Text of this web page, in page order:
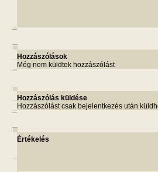
Hozzászólások
Még nem küldtek hozzászólást
Hozzászólás küldése
Hozzászólást csak bejelentkezés után
Értékelés